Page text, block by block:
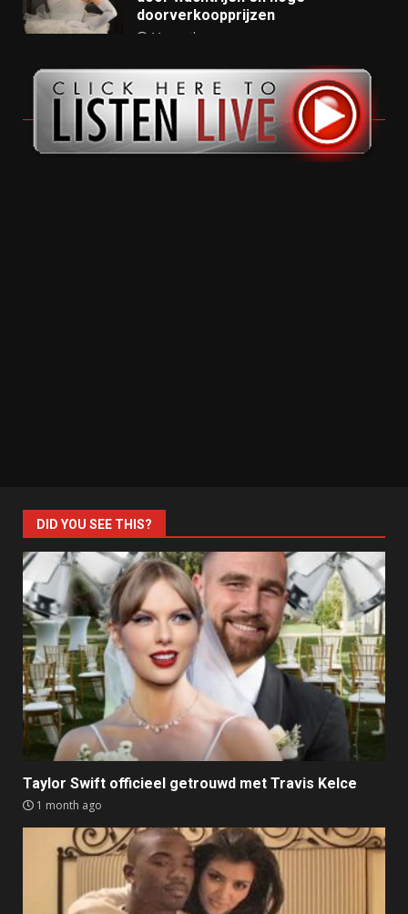
doorverkoopprijzen
11 months ago
DID YOU SEE THIS?
Taylor Swift officieel getrouwd met Travis Kelce
1 month ago